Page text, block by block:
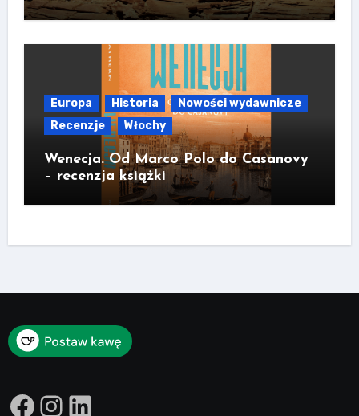
Europa Historia
Nowości wydawnicze
Recenzje
Włochy
Wenecja. Od Marco Polo do Casanovy
– recenzja książki
Facebook
Instagram
LinkedIn